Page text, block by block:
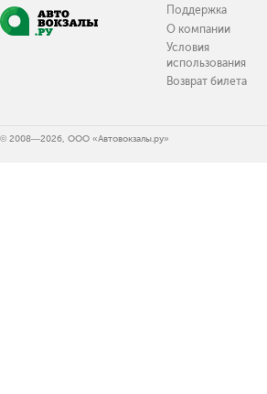
Поддержка
О компании
Условия
использования
Возврат билета
© 2008—2026, ООО «Автовокзалы.ру»